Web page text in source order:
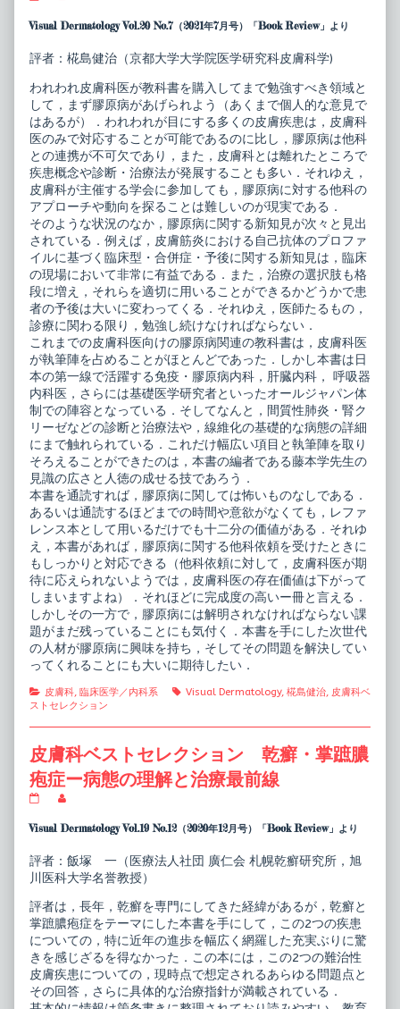
科
ト
レ
ク
シ
ョ
ン
皮
膚
科
膠
原
病
published
on
posts
author
皮
膚
科
ベ
ス
ト
セ
レ
ク
シ
ョ
ン
皮
膚
科
膠
原
病,
Visual Dermatology Vol.20 No.7（2021年7月号）「Book Review」より
評者：椛島健治（京都大学大学院医学研究科皮膚科学)
われわれ皮膚科医が教科書を購入してまで勉強すべき領域と
して，まず膠原病があげられよう（あくまで個人的な意見で
はあるが）．われわれが目にする多くの皮膚疾患は，皮膚科
医のみで対応することが可能であるのに比し，膠原病は他科
との連携が不可欠であり，また，皮膚科とは離れたところで
疾患概念や診断・治療法が発展することも多い．それゆえ，
皮膚科が主催する学会に参加しても，膠原病に対する他科の
アプローチや動向を探ることは難しいのが現実である．
そのような状況のなか，膠原病に関する新知見が次々と見出
されている．例えば，皮膚筋炎における自己抗体のプロファ
イルに基づく臨床型・合併症・予後に関する新知見は，臨床
の現場において非常に有益である．また，治療の選択肢も格
段に増え，それらを適切に用いることができるかどうかで患
者の予後は大いに変わってくる．それゆえ，医師たるもの，
診療に関わる限り，勉強し続けなければならない．
これまでの皮膚科医向けの膠原病関連の教科書は，皮膚科医
が執筆陣を占めることがほとんどであった．しかし本書は日
本の第一線で活躍する免疫・膠原病内科，肝臓内科， 呼吸器
内科医，さらには基礎医学研究者といったオールジャパン体
制での陣容となっている．そしてなんと，間質性肺炎・腎ク
リーゼなどの診断と治療法や，線維化の基礎的な病態の詳細
にまで触れられている．これだけ幅広い項目と執筆陣を取り
そろえることができたのは，本書の編者である藤本学先生の
見識の広さと人徳の成せる技であろう．
本書を通読すれば，膠原病に関しては怖いものなしである．
あるいは通読するほどまでの時間や意欲がなくても，レファ
レンス本として用いるだけでも十二分の価値がある．それゆ
え，本書があれば，膠原病に関する他科依頼を受けたときに
もしっかりと対応できる（他科依頼に対して，皮膚科医が期
待に応えられないようでは，皮膚科医の存在価値は下がって
しまいますよね）．それほどに完成度の高いー冊と言える．
しかしその一方で，膠原病には解明されなければならない課
題がまだ残っていることにも気付く．本書を手にした次世代
の人材が膠原病に興味を持ち，そしてその問題を解決してい
ってくれることにも大いに期待したい．
Categories
皮膚科, 臨床医学／内科系 Tags
Visual Dermatology, 椛島健治, 皮膚科ベ
ストセレクション
皮膚科ベストセレクション 乾癬・掌蹠膿
疱症ー病態の理解と治療最前線
科
ト
セ
ク
シ
ョ
ン
乾
癬・
掌
蹠
posts
author
of
科
ベ
ス
ト
セ
レ
ク
Visual Dermatology Vol.19 No.12（2020年12月号）「Book Review」より
評者：飯塚 一（医療法人社団 廣仁会 札幌乾癬研究所，旭
川医科大学名誉教授）
評者は，長年，乾癬を専門にしてきた経緯があるが，乾癬と
掌蹠膿疱症をテーマにした本書を手にして，この2つの疾患
についての，特に近年の進歩を幅広く網羅した充実ぶりに驚
きを感じざるを得なかった．この本には，この2つの難治性
皮膚疾患についての，現時点で想定されるあらゆる問題点と
その回答，さらに具体的な治療指針が満載されている．